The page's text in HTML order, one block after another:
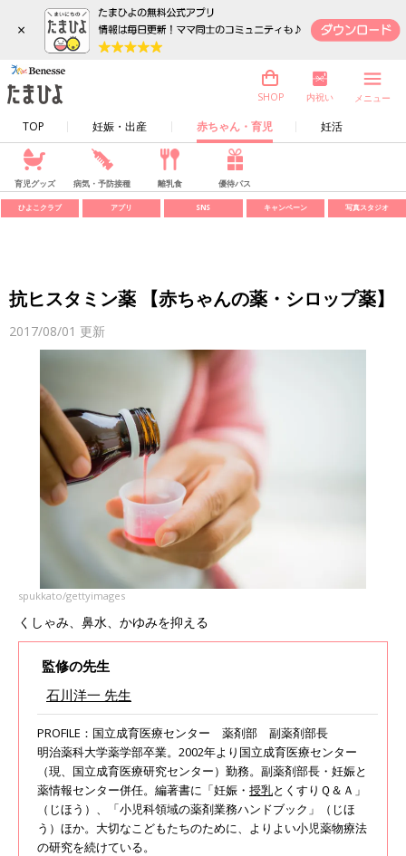
×
TOP 妊娠・出産 赤ちゃん・育児 妊活
SHOP 内祝い メニュー
育児グッズ 病気・予防接種 離乳食 優待パス
ひよこクラブ アプリ SNS キャンペーン 写真スタジオ
抗ヒスタミン薬 【赤ちゃんの薬・シロップ薬】
2017/08/01 更新
spukkato/gettyimages
くしゃみ、鼻水、かゆみを抑える
監修の先生
石川洋一 先生
PROFILE：国立成育医療センター 薬剤部 副薬剤部長
明治薬科大学薬学部卒業。2002年より国立成育医療センター
（現、国立成育医療研究センター）勤務。副薬剤部長・妊娠と
薬情報センター併任。編著書に「妊娠・ 授乳とくすりＱ＆Ａ」
（じほう）、「小児科領域の薬剤業務ハンドブック」（じほ
う）ほか。大切なこどもたちのために、よりよい小児薬物療法
の研究を続けている。